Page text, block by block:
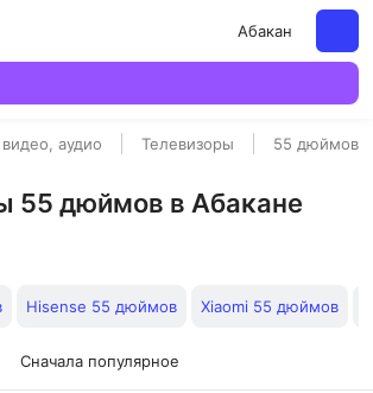
Абакан
аудио Телевизоры 55 дюймов
55 дюймов в Абакане
Hisense 55 дюймов Xiaomi 55 дюймов
Сначала популярное